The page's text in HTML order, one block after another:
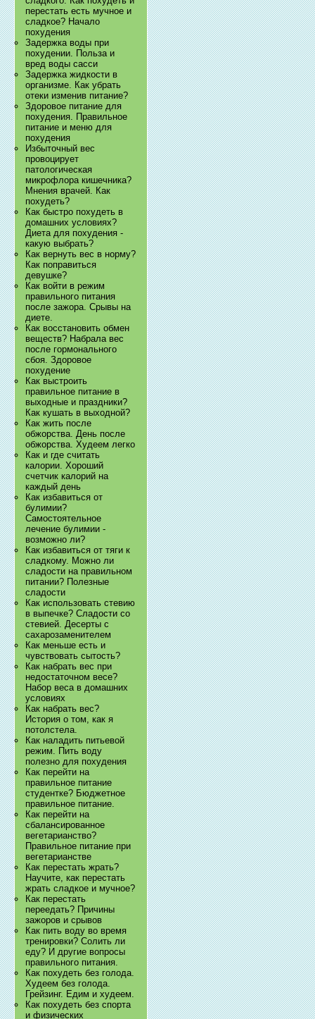
перестать есть мучное и
сладкое? Начало
похудения
Задержка воды при
похудении. Польза и
вред воды сасси
Задержка жидкости в
организме. Как убрать
отеки изменив питание?
Здоровое питание для
похудения. Правильное
питание и меню для
похудения
Избыточный вес
провоцирует
патологическая
микрофлора кишечника?
Мнения врачей. Как
похудеть?
Как быстро похудеть в
домашних условиях?
Диета для похудения -
какую выбрать?
Как вернуть вес в норму?
Как поправиться
девушке?
Как войти в режим
правильного питания
после зажора. Срывы на
диете.
Как восстановить обмен
веществ? Набрала вес
после гормонального
сбоя. Здоровое
похудение
Как выстроить
правильное питание в
выходные и праздники?
Как кушать в выходной?
Как жить после
обжорства. День после
обжорства. Худеем легко
Как и где считать
калории. Хороший
счетчик калорий на
каждый день
Как избавиться от
булимии?
Самостоятельное
лечение булимии -
возможно ли?
Как избавиться от тяги к
сладкому. Можно ли
сладости на правильном
питании? Полезные
сладости
Как использовать стевию
в выпечке? Сладости со
стевией. Десерты с
сахарозаменителем
Как меньше есть и
чувствовать сытость?
Как набрать вес при
недостаточном весе?
Набор веса в домашних
условиях
Как набрать вес?
История о том, как я
потолстела.
Как наладить питьевой
режим. Пить воду
полезно для похудения
Как перейти на
правильное питание
студентке? Бюджетное
правильное питание.
Как перейти на
сбалансированное
вегетарианство?
Правильное питание при
вегетарианстве
Как перестать жрать?
Научите, как перестать
жрать сладкое и мучное?
Как перестать
переедать? Причины
зажоров и срывов
Как пить воду во время
тренировки? Солить ли
еду? И другие вопросы
правильного питания.
Как похудеть без голода.
Худеем без голода.
Грейзинг. Едим и худеем.
Как похудеть без спорта
и физических